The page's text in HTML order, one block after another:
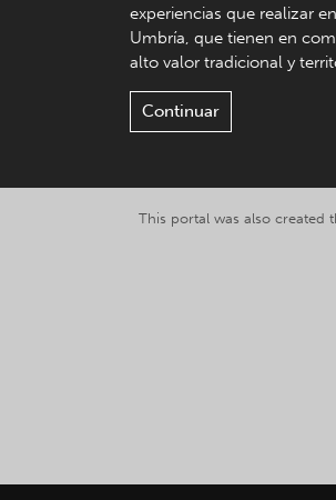
experiencias que realizar en
Umbría, que tienen en
alto valor tradicional y
Continuar
This portal was also created